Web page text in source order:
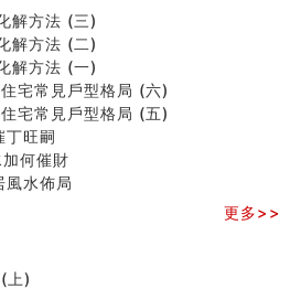
是男是女
鄧小平命造 (名人八字淺析八）
字
运(二)
招财
解方法 (二)
煞氣怎麼看？風水禁忌有哪些？有
解方法 (三)
解方法 (二)
解方法 (一)
宅常見戶型格局 (六)
宅常見戶型格局 (五)
旺嗣
何催財
水佈局
更多>>
上)